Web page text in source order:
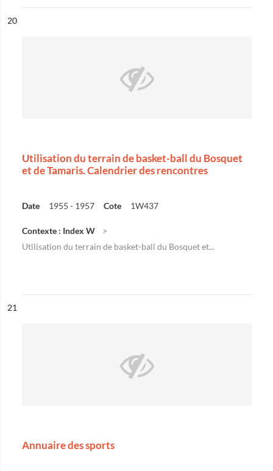
n°
20
Utilisation du terrain de basket-ball du Bosquet
et de Tamaris. Calendrier des rencontres
Date 1955 - 1957 Cote 1W437
Contexte : Index W
Utilisation du terrain de basket-ball du Bosquet et...
n°
21
Annuaire des sports